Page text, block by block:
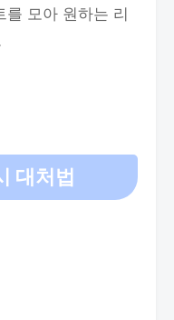
를 모아 원하는 리
대처법